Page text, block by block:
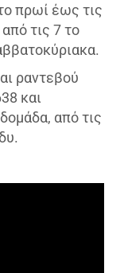
πρωί έως τις
τις 7 το
ραντεβού
και
από τις